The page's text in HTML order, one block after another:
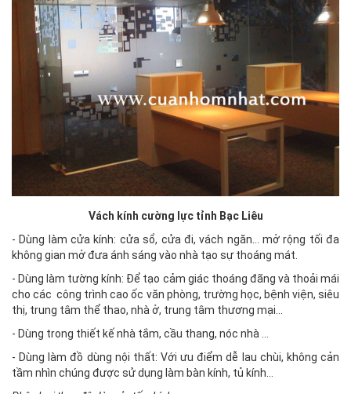
Vách kính cường lực tỉnh Bạc Liêu
- Dùng làm cửa kính: cửa sổ, cửa đi, vách ngăn… mở rộng tối đa
không gian mở đưa ánh sáng vào nhà tạo sự thoáng mát.
- Dùng làm tường kính: Để tạo cảm giác thoáng đãng và thoải mái
cho các công trình cao ốc văn phòng, trường học, bệnh viện, siêu
thị, trung tâm thể thao, nhà ở, trung tâm thương mại…
- Dùng trong thiết kế nhà tắm, cầu thang, nóc nhà …
- Dùng làm đồ dùng nội thất: Với ưu điểm dễ lau chùi, không cản
tầm nhìn chúng được sử dụng làm bàn kính, tủ kính…